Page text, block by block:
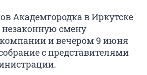
Академгородка в Иркутске
незаконную смену
и вечером 9 июня
с представителями